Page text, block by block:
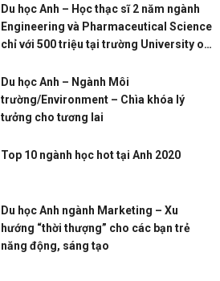
Du học Anh – Học thạc sĩ 2 năm ngành
Engineering và Pharmaceutical Science
chỉ với 500 triệu tại trường University of
Du học Anh – Ngành Môi
trường/Environment – Chìa khóa lý
tưởng cho tương lai
Top 10 ngành học hot tại Anh 2020
Du học Anh ngành Marketing – Xu
hướng “thời thượng” cho các bạn trẻ
năng động, sáng tạo